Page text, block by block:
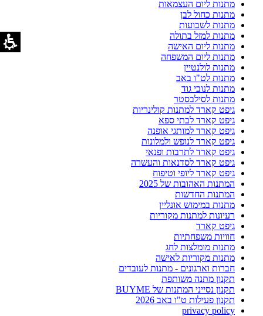
מתנות ליום העצמאות
מתנות כחול לבן
מתנות לשבועות
מתנות למזל בתולה
מתנות ליום האישה
מתנות ליום המשפחה
מתנות לולנטיין
מתנות לט"ו באב
מתנות לנובי גוד
מתנות לסילבסטר
גיפט קארד למתנות קולינריות
גיפט קארד לבתי ספא
גיפט קארד למותגי אופנה
גיפט קארד לנופש ולמלונות
גיפט קארד לתרבות ופנאי
גיפט קארד לסדנאות והעשרה
גיפט קארד ליופי וטיפוח
המתנות האהובות של 2025
המתנות החדשות
מתנות במימוש אונליין
רעיונות למתנות מקוריות
גיפט קארד
חוויות משפחתיות
מתנות מומלצות לחג
מתנות מקוריות לאישה
חברות וארגונים - מתנות לעובדים
תקנון מתנה משותפת
תקנון נסייני המתנות של BUYME
תקנון פעילות ט"ו באב 2026
privacy policy